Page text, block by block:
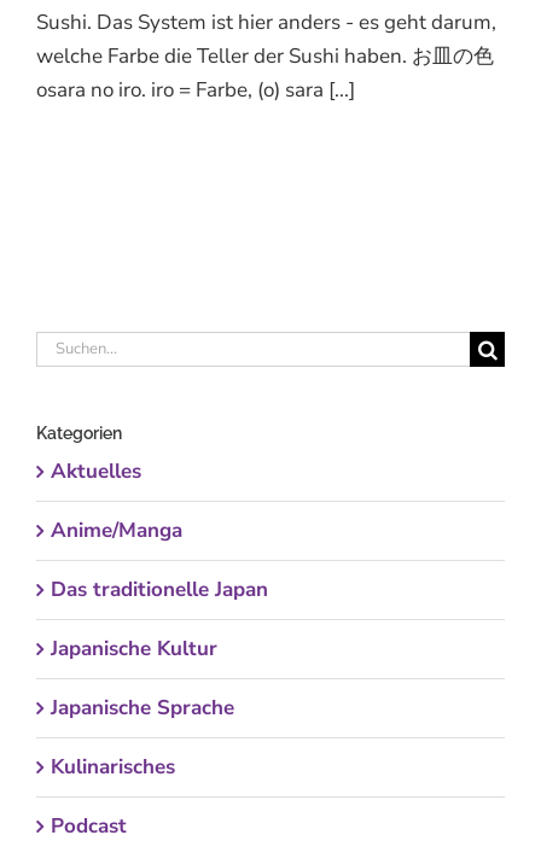
Sushi. Das System ist hier anders - es geht darum,
welche Farbe die Teller der Sushi haben. お皿の色
osara no iro. iro = Farbe, (o) sara [...]
Suche
Kategorien
Aktuelles
Anime/Manga
Das traditionelle Japan
Japanische Kultur
Japanische Sprache
Kulinarisches
Podcast